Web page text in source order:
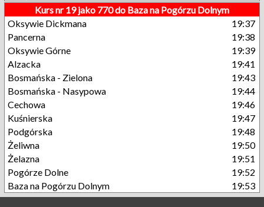
Kurs nr 19 jako 770 do Baza na Pogórzu Dolnym
Oksywie Dickmana
19:37
Pancerna
19:38
Oksywie Górne
19:39
Alzacka
19:41
Bosmańska - Zielona
19:43
Bosmańska - Nasypowa
19:44
Cechowa
19:46
Kuśnierska
19:47
Podgórska
19:48
Żeliwna
19:50
Żelazna
19:51
Pogórze Dolne
19:52
Baza na Pogórzu Dolnym
19:53